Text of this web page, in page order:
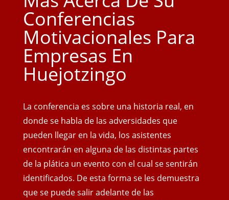
Conferencias
Motivacionales Para
Empresas En
Huejotzingo
La conferencia es sobre una historia real, en
donde se habla de las adversidades que
pueden llegar en la vida, los asistentes
encontrarán en alguna de las distintas partes
de la plática un evento con el cual se sentirán
identificados. De esta forma se les demuestra
que se puede salir adelante de las